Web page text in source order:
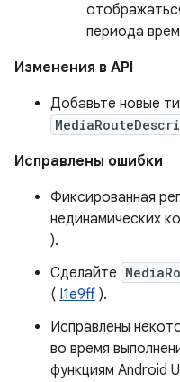
периода
Изменения в API
Добавьте новые
Исправлены ошибки
Фиксированная
нединамических
).
Сделайте
( I1e9ff ).
Исправлены
во время
функциям Android